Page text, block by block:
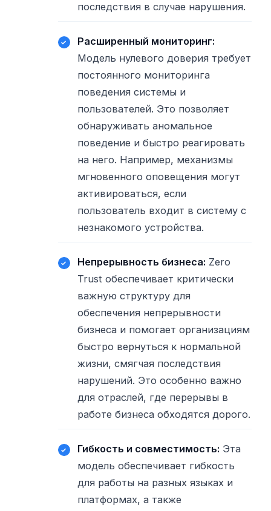
последствия в случае нарушения.
Расширенный мониторинг:
Модель нулевого доверия требует
постоянного мониторинга
поведения системы и
пользователей. Это позволяет
обнаруживать аномальное
поведение и быстро реагировать
на него. Например, механизмы
мгновенного оповещения могут
активироваться, если
пользователь входит в систему с
незнакомого устройства.
Непрерывность бизнеса: Zero
Trust обеспечивает критически
важную структуру для
обеспечения непрерывности
бизнеса и помогает организациям
быстро вернуться к нормальной
жизни, смягчая последствия
нарушений. Это особенно важно
для отраслей, где перерывы в
работе бизнеса обходятся дорого.
Гибкость и совместимость: Эта
модель обеспечивает гибкость
для работы на разных языках и
платформах, а также